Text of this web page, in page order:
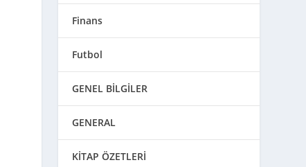
Finans
Futbol
GENEL BİLGİLER
GENERAL
KİTAP ÖZETLERİ